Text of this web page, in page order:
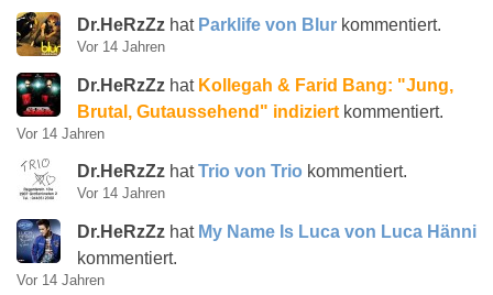
Dr.HeRzZz hat Parklife von Blur kommentiert.
Vor 14 Jahren
Dr.HeRzZz hat Kollegah & Farid Bang: "Jung,
Brutal, Gutaussehend" indiziert kommentiert.
Vor 14 Jahren
Dr.HeRzZz hatTrio von Trio kommentiert.
Vor 14 Jahren
Dr.HeRzZz hat My Name Is Luca von Luca Hänni
kommentiert.
Vor 14 Jahren